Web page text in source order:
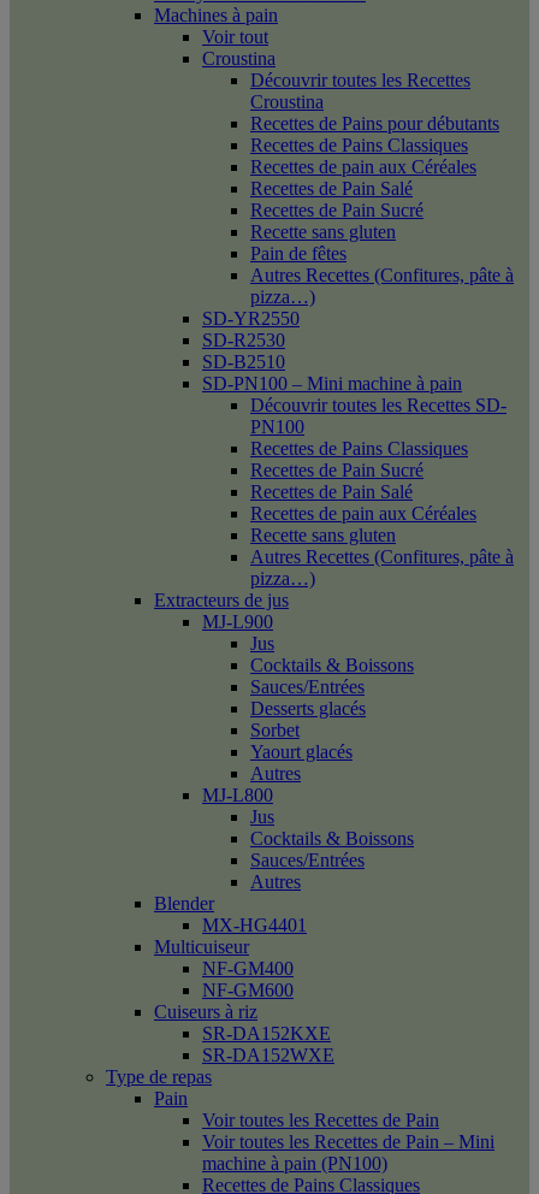
Machines à pain
Voir tout
Croustina
Découvrir toutes les Recettes
Croustina
Recettes de Pains pour débutants
Recettes de Pains Classiques
Recettes de pain aux Céréales
Recettes de Pain Salé
Recettes de Pain Sucré
Recette sans gluten
Pain de fêtes
Autres Recettes (Confitures, pâte à
pizza…)
SD-YR2550
SD-R2530
SD-B2510
SD-PN100 – Mini machine à pain
Découvrir toutes les Recettes SD-
PN100
Recettes de Pains Classiques
Recettes de Pain Sucré
Recettes de Pain Salé
Recettes de pain aux Céréales
Recette sans gluten
Autres Recettes (Confitures, pâte à
pizza…)
Extracteurs de jus
MJ-L900
Jus
Cocktails & Boissons
Sauces/Entrées
Desserts glacés
Sorbet
Yaourt glacés
Autres
MJ-L800
Jus
Cocktails & Boissons
Sauces/Entrées
Autres
Blender
MX-HG4401
Multicuiseur
NF-GM400
NF-GM600
Cuiseurs à riz
SR-DA152KXE
SR-DA152WXE
Type de repas
Pain
Voir toutes les Recettes de Pain
Voir toutes les Recettes de Pain – Mini
machine à pain (PN100)
Recettes de Pains Classiques